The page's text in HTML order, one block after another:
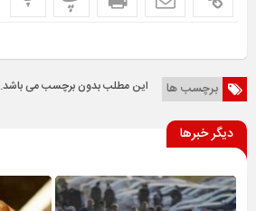
برچسب ها این مطلب بدون برچسب می باشد.
دیگر خبرها